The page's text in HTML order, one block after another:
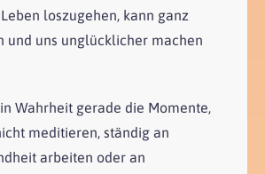
loszugehen, kann ganz
und uns unglücklicher machen
Wahrheit gerade die Momente,
meditieren, ständig an
arbeiten oder an